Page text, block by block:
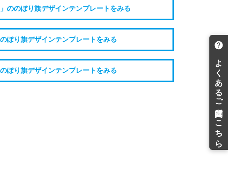
ののぼり旗デザインテンプレートをみる
ぼり旗デザインテンプレートをみる
ぼり旗デザインテンプレートをみる